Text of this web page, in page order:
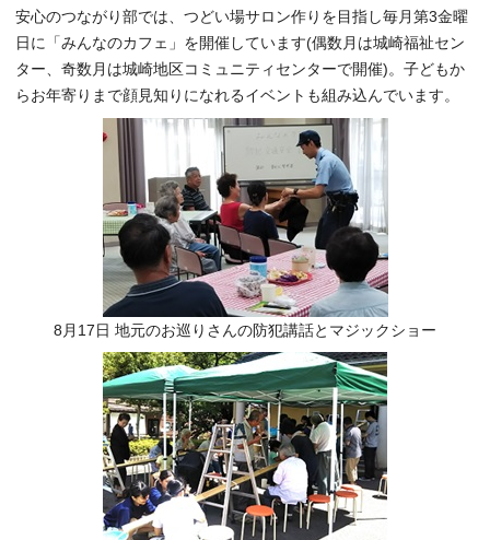
安心のつながり部では、つどい場サロン作りを目指し毎月第3金曜
日に「みんなのカフェ」を開催しています(偶数月は城崎福祉セン
ター、奇数月は城崎地区コミュニティセンターで開催)。子どもか
らお年寄りまで顔見知りになれるイベントも組み込んでいます。
8月17日 地元のお巡りさんの防犯講話とマジックショー